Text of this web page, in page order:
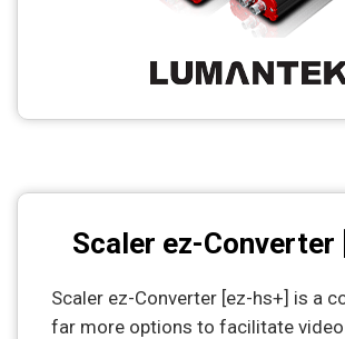
Scaler ez-Converter
Scaler ez-Converter [ez-hs+] is a
far more options to facilitate video